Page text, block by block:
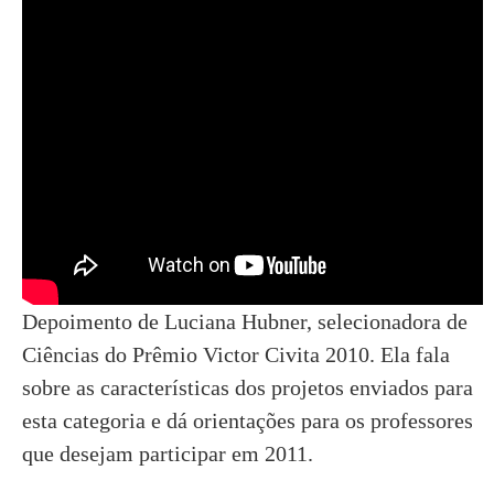
Depoimento de Luciana Hubner, selecionadora de
Ciências do Prêmio Victor Civita 2010. Ela fala
sobre as características dos projetos enviados para
esta categoria e dá orientações para os professores
que desejam participar em 2011.